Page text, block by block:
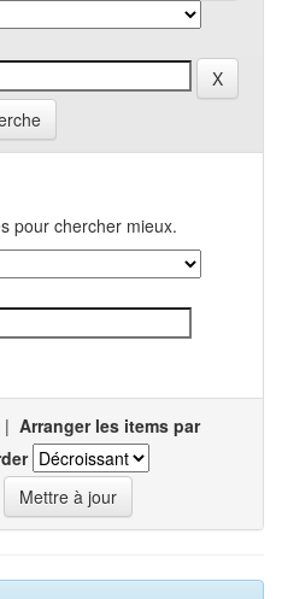
pour chercher mieux.
| Arranger les items par